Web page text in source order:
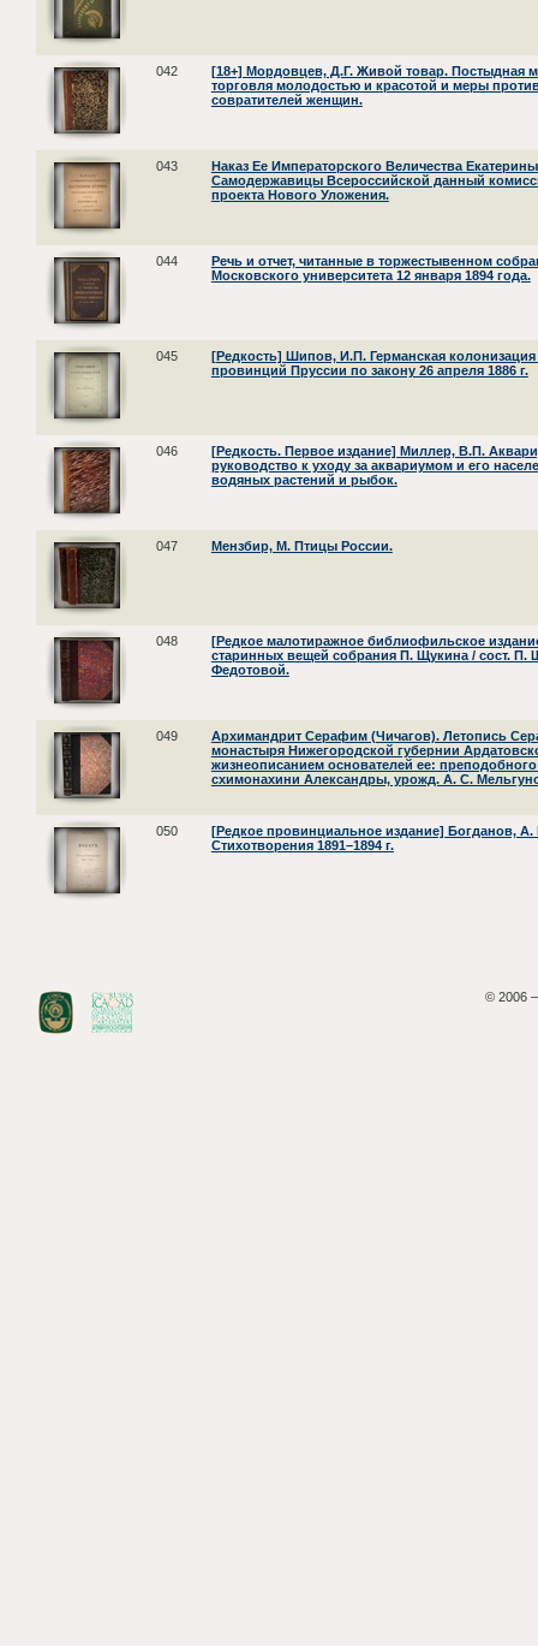
042
[18+] Мордовцев, Д.Г. Живой товар. Постыдная
торговля молодостью и красотой и меры
совратителей женщин.
043
Наказ Ее Императорского Величества
Самодержавицы Всероссийской данный
проекта Нового Уложения.
044
Речь и отчет, читанные в торжестывенном
Московского университета 12 января 1894 года.
045
[Редкость] Шипов, И.П. Германская
провинций Пруссии по закону 26 апреля 1886 г.
046
[Редкость. Первое издание] Миллер, В.П.
руководство к уходу за аквариумом и его
водяных растений и рыбок.
047 Мензбир, М. Птицы России.
048
[Редкое малотиражное библиофильское
старинных вещей собрания П. Щукина / сост. П.
Федотовой.
049
Архимандрит Серафим (Чичагов). Летопись
монастыря Нижегородской губернии
жизнеописанием основателей ее:
схимонахини Александры, урожд. А. С.
050
[Редкое провинциальное издание] Богданов, А.
Стихотворения 1891–1894 г.
© 2006